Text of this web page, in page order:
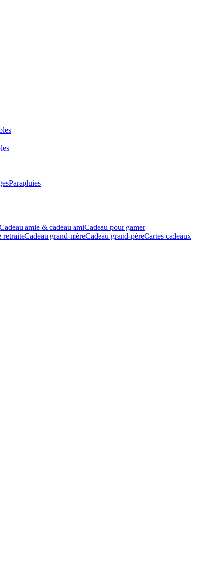
Parapluies
Cadeau amie & cadeau amiCadeau pour gamer
retraiteCadeau grand-mèreCadeau grand-pèreCartes cadeaux